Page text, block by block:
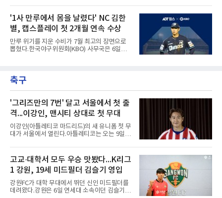
10위 이내 선수끼리 이런 공방을 벌인 사례는 처
음이다.흐름은 크로암스트롱
뒤 야외 달리기와 상체 저항 운동으로 훈련 강도
를 높여도 된다는 허가를 받았다고 전했다.저지
는 이날 뉴욕 양키스타디움에서 열린 세인트루
이스 카디널스전을 앞두고 야구 장비를 착용한
채 스트레칭과 조깅, 저항 밴드 훈련을 소화했
다. 아메리칸리그 최우수선수(MVP) 3회 수상자
인 그가 부상 이후 야외 달리기에 나선 것은 처음
는 것이 계획이었고 올해를 접겠다고 생각한 적
은 없다고 말했다.이탈은
'1사 만루에서 몸을 날렸다' NC 김한
별, 캡스플레이 첫 2개월 연속 수상
만루 위기를 지운 수비가 7월 최고의 장면으로
뽑혔다.한국야구위원회(KBO) 사무국은 6일
이 상 제정 이래 첫 사례다.ADT캡스가 KBO와
함께 시상하는 이 상은 공식 기록위원이 승리 확
최고점을 받은 수비 장면에 준다.수상 장면은 지
난달 23일 서울 잠실구장에서 나왔다. NC가 7-5
로 앞선 8회말 1사 만루에서 김한별은 LG 트윈
스 오지환의 강한 타구에 몸을 날려 막아낸 뒤 유
격수 김주원에게 연결했다. 김주원이 1루수 블
레인에게 던지며 4-6-3 병살타가 완
축구
'그리즈만의 7번' 달고 서울에서 첫 출
격...이강인, 맨시티 상대로 첫 무대
이강인(아틀레티코 마드리드)의 새 유니폼 첫 무
대가 서울에서 열린다.아틀레티코는 오는 9일
와 2026 쿠팡플레이 시리즈 친선 경기를 치른다.
구단 소집 명단에 이강인이 포함되면서 변수가
없는 한 그의 첫 출격은 서울이 된다.등번호부터
무게가 실렸다. 이강인은 첫 경기부터 7번을 단
다. 2010년대 팀의 전성기를 이끈 앙투안 그리즈
만이 달았던 번호다.합류 과정은 순탄치 않았다.
스페인으로 건너가려던 그는 병역 특례 행정 절
고교·대학서 모두 우승 맛봤다...K리그
1 강원, 19세 미드필더 김슬기 영입
강원FC가 대학 무대에서 뛰던 신인 미드필더를
데려왔다.강원은 6일 연세대 소속이던 김슬기